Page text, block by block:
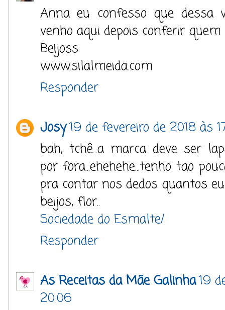
Anna eu confesso que dessa
venho aqui depois conferir
Beijoss
www.silalmeida.com
Responder
Josy19 de fevereiro de 2018 às
bah, tchê...a marca deve ser
por fora...ehehehe...tenho tao
pra contar nos dedos quantos eu
beijos, flor..
Sociedade do Esmalte/
Responder
As Receitas da Mãe Galinha19
20:06